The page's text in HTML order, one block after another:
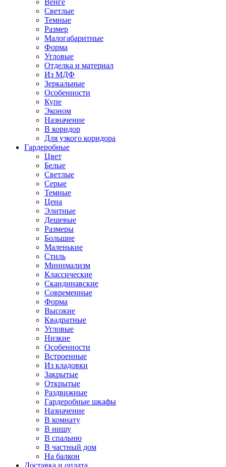
Венге
Светлые
Темные
Размер
Малогабаритные
Форма
Угловые
Отделка и материал
Из МДФ
Зеркальные
Особенности
Купе
Эконом
Назначение
В коридор
Для узкого коридора
Гардеробные
Цвет
Белые
Светлые
Серые
Темные
Цена
Элитные
Дешевые
Размеры
Большие
Маленькие
Стиль
Минимализм
Классические
Скандинавские
Современные
Форма
Высокие
Квадратные
Угловые
Низкие
Особенности
Встроенные
Из кладовки
Закрытые
Открытые
Раздвижные
Гардеробные шкафы
Назначение
В комнату
В нишу
В спальню
В частный дом
На балкон
Доставка и оплата